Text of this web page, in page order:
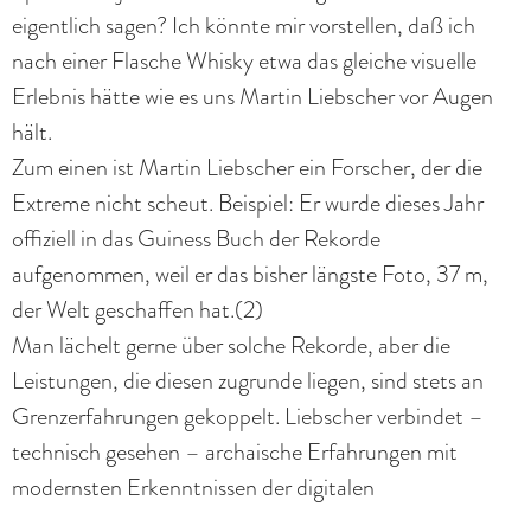
eigentlich sagen? Ich könnte mir vorstellen, daß ich
nach einer Flasche Whisky etwa das gleiche visuelle
Erlebnis hätte wie es uns Martin Liebscher vor Augen
hält.
Zum einen ist Martin Liebscher ein Forscher, der die
Extreme nicht scheut. Beispiel: Er wurde dieses Jahr
offiziell in das Guiness Buch der Rekorde
aufgenommen, weil er das bisher längste Foto, 37 m,
der Welt geschaffen hat.(2)
Man lächelt gerne über solche Rekorde, aber die
Leistungen, die diesen zugrunde liegen, sind stets an
Grenzerfahrungen gekoppelt. Liebscher verbindet –
technisch gesehen – archaische Erfahrungen mit
modernsten Erkenntnissen der digitalen